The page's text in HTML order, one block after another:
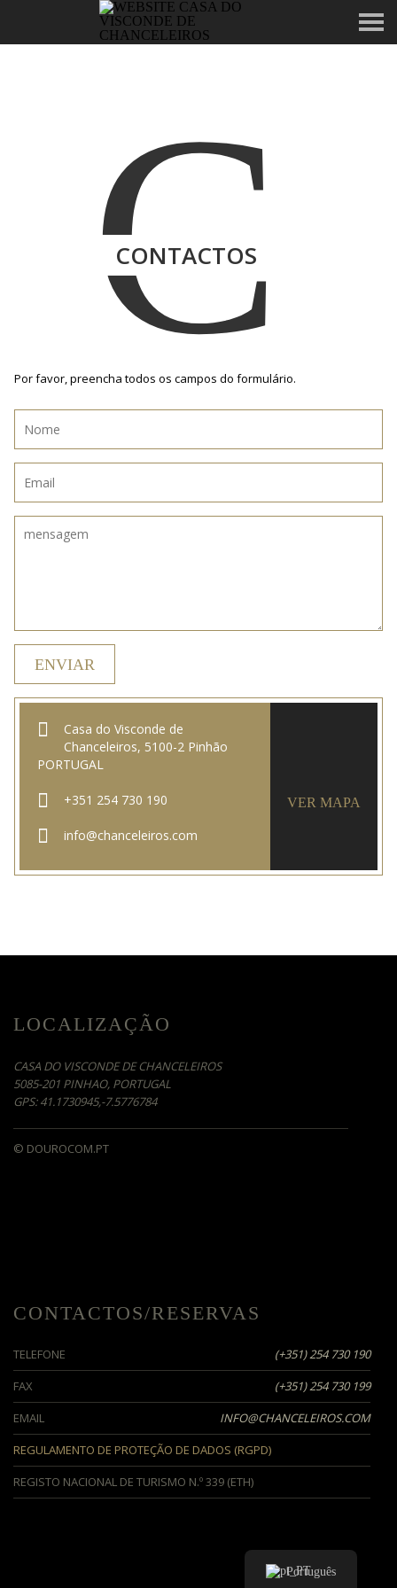
C
CONTACTOS
Por favor, preencha todos os campos do formulário.
Casa do Visconde de
Chanceleiros, 5100-2 Pinhão
PORTUGAL
+351 254 730 190
info@chanceleiros.com
VER MAPA
LOCALIZAÇÃO
CASA DO VISCONDE DE CHANCELEIROS
5085-201 PINHAO, PORTUGAL
GPS: 41.1730945,-7.5776784
© DOUROCOM.PT
CONTACTOS/RESERVAS
TELEFONE
(+351) 254 730 190
FAX
(+351) 254 730 199
EMAIL
INFO@CHANCELEIROS.COM
REGULAMENTO DE PROTEÇÃO DE DADOS (RGPD)
REGISTO NACIONAL DE TURISMO N.º 339 (ETH)
Português